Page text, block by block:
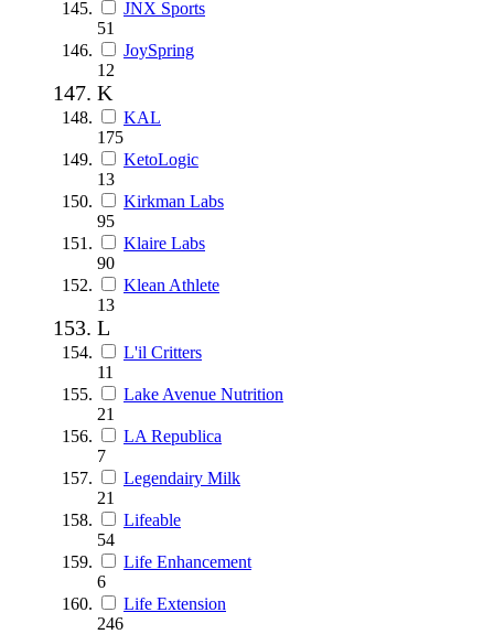
JNX Sports
51
JoySpring
12
K
KAL
175
KetoLogic
13
Kirkman Labs
95
Klaire Labs
90
Klean Athlete
13
L
L'il Critters
11
Lake Avenue Nutrition
21
LA Republica
7
Legendairy Milk
21
Lifeable
54
Life Enhancement
6
Life Extension
246